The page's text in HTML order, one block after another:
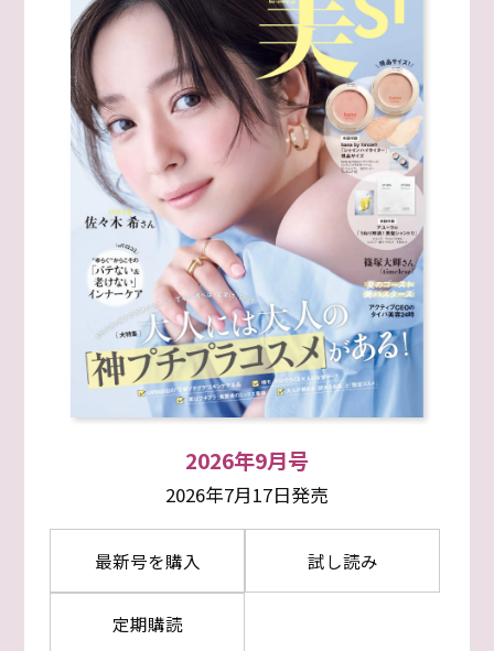
2026年9月号
2026年7月17日発売
最新号を購入 試し読み
定期購読